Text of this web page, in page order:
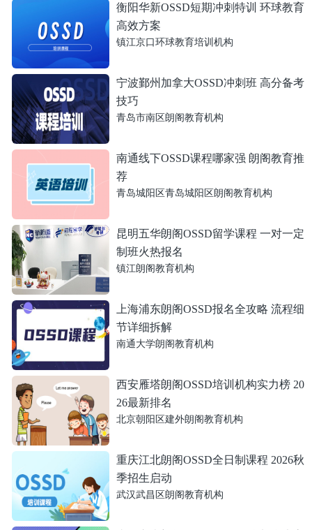
衡阳华新OSSD短期冲刺特训 环球教育
高效方案
镇江京口环球教育培训机构
宁波鄞州加拿大OSSD冲刺班 高分备考
技巧
青岛市南区朗阁教育机构
南通线下OSSD课程哪家强 朗阁教育推
荐
青岛城阳区青岛城阳区朗阁教育机构
昆明五华朗阁OSSD留学课程 一对一定
制班火热报名
镇江朗阁教育机构
上海浦东朗阁OSSD报名全攻略 流程细
节详细拆解
南通大学朗阁教育机构
西安雁塔朗阁OSSD培训机构实力榜 20
26最新排名
北京朝阳区建外朗阁教育机构
重庆江北朗阁OSSD全日制课程 2026秋
季招生启动
武汉武昌区朗阁教育机构